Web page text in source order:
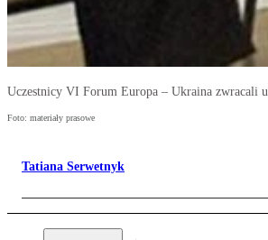
Uczestnicy VI Forum Europa – Ukraina zwracali
Foto: materiały prasowe
Tatiana Serwetnyk